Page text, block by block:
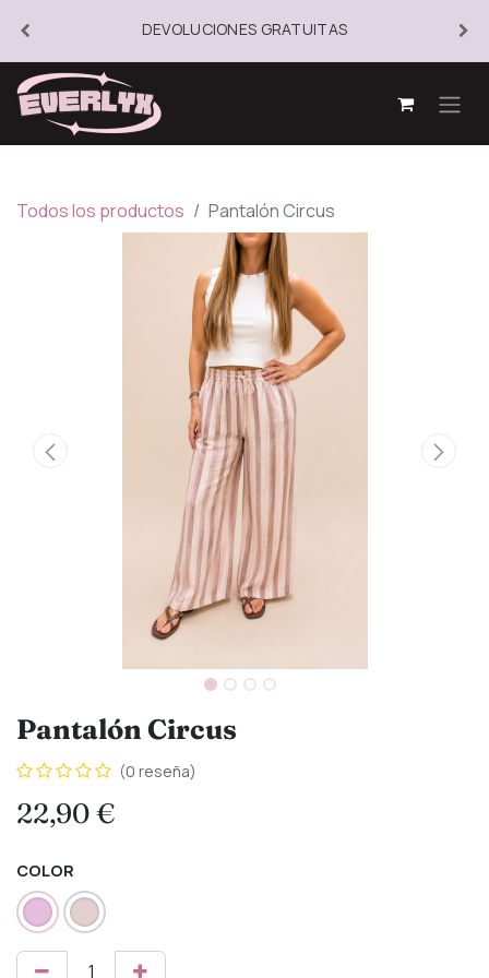
DEVOLUCIONES GRATUITAS
Todos los productos Pantalón Circus
Pantalón Circus
(0 reseña)
22,90€
COLOR